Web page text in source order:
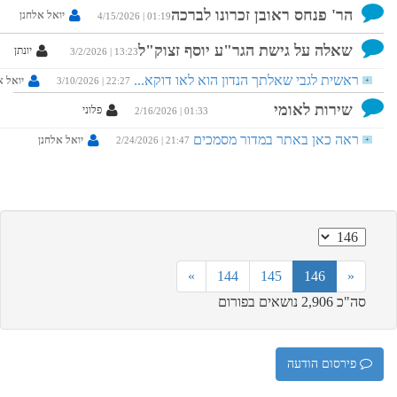
יואל אלחנן 4/15/2026 | 01:19זכרונו לברכה
יונתן 3/2/2026 | 13:23 הגר"ע יוסף זצוק"ל
יואל אלחנן 3/10/2026 | 22:27 הנדון הוא לאו דוקא...
פלוני 2/16/2026 | 01:33
יואל אלחנן 2/24/2026 | 21:47 מסמכים
» 144